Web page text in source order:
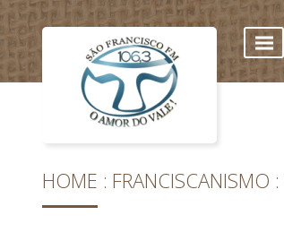
HOME FRANCISCANISMO